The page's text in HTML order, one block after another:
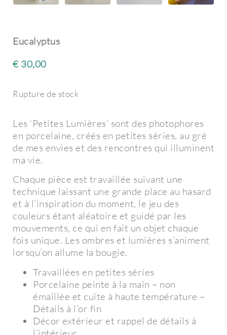
Eucalyptus
€30,00
Rupture de stock
Les ‘Petites Lumières’ sont des photophores
en porcelaine, créés en petites séries, au gré
de mes envies et des rencontres qui illuminent
ma vie.
Chaque pièce est travaillée suivant une
technique laissant une grande place au hasard
et à l’inspiration du moment, le jeu des
couleurs étant aléatoire et guidé par les
mouvements, ce qui en fait un objet chaque
fois unique. Les ombres et lumières s’animent
lorsqu’on allume la bougie.
Travaillées en petites séries
Porcelaine peinte à la main – non
émaillée et cuite à haute température –
Détails à l’or fin
Décor extérieur et rappel de détails à